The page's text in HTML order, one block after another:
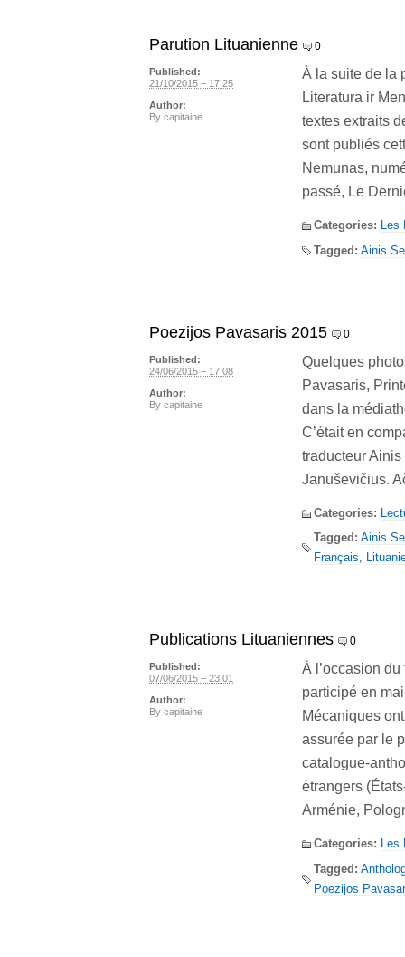
Parution Lituanienne 0
À la suite de la
Literatura ir
textes extraits
sont publiés
Nemunas,
passé, Le
Categories: Les
Tagged: Ainis
Published:
21/10/2015 – 17:25
Author:
By capitaine
Poezijos Pavasaris 2015 0
Quelques
Pavasaris,
dans la
C’était en
traducteur
Januševičius.
Categories:
Tagged: Ainis
Français,
Published:
24/06/2015 – 17:08
Author:
By capitaine
Publications Lituaniennes 0
À l’occasion
participé en
Mécaniques
assurée par le
catalogue-
étrangers
Arménie,
Categories: Les
Tagged:
Poezijos
Published:
07/06/2015 – 23:01
Author:
By capitaine